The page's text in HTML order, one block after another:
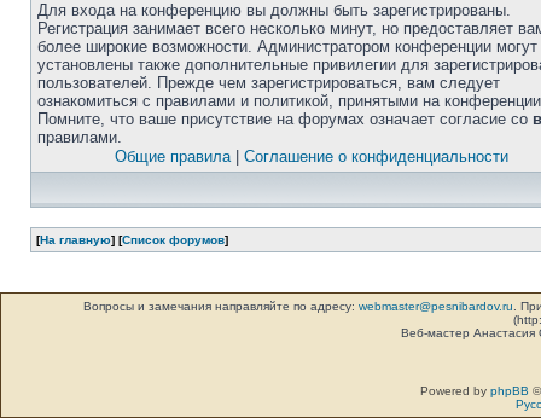
Для входа на конференцию вы должны быть зарегистрированы.
Регистрация занимает всего несколько минут, но предоставляет
более широкие возможности. Администратором конференции
установлены также дополнительные привилегии для
пользователей. Прежде чем зарегистрироваться, вам следует
ознакомиться с правилами и политикой, принятыми на
Помните, что ваше присутствие на форумах означает согласие со
правилами.
Общие правила| Соглашение о конфиденциальности
[На главную] [Список форумов]
Вопросы и замечания направляйте по адресу: webmaster@pesnibardov.ru .
Веб-мастер
Powered by phpBB